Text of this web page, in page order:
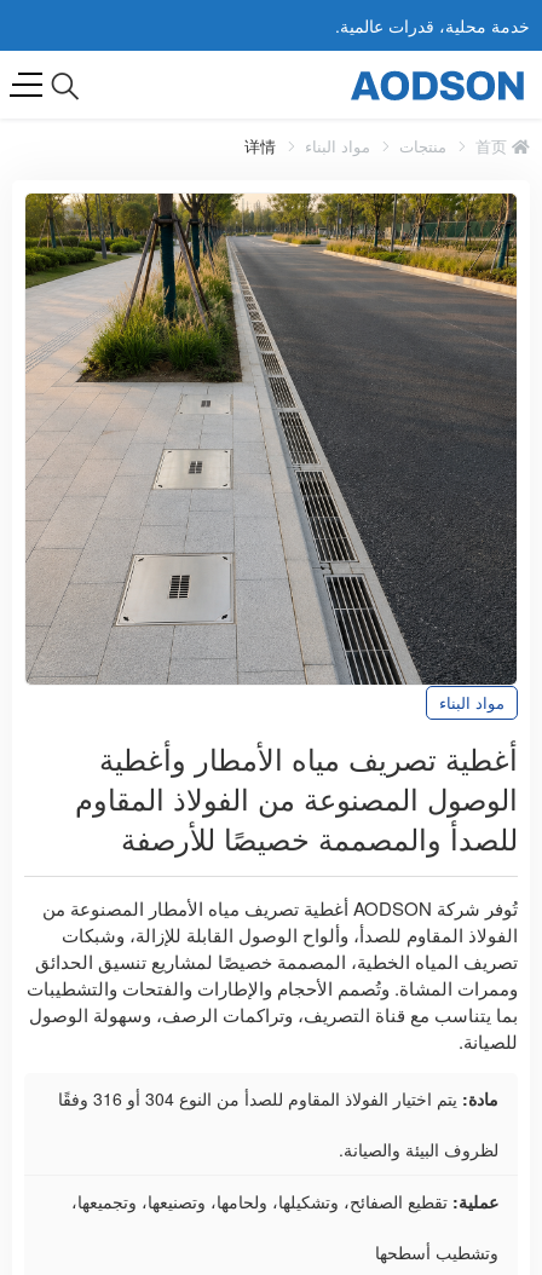
خدمة محلية، قدرات عالمية.
منتجات مواد البناء 详情
مواد البناء
أغطية تصريف مياه الأمطار وأغطية
الوصول المصنوعة من الفولاذ المقاوم
للصدأ والمصممة خصيصًا للأرصفة
تُوفر شركة AODSON أغطية تصريف مياه الأمطار المصنوعة من
الفولاذ المقاوم للصدأ، وألواح الوصول القابلة للإزالة، وشبكات
تصريف المياه الخطية، المصممة خصيصًا لمشاريع تنسيق الحدائق
وممرات المشاة. وتُصمم الأحجام والإطارات والفتحات والتشطيبات
بما يتناسب مع قناة التصريف، وتراكمات الرصف، وسهولة الوصول
للصيانة.
مادة: يتم اختيار الفولاذ المقاوم للصدأ من النوع 304 أو 316 وفقًا
لظروف البيئة والصيانة.
عملية: تقطيع الصفائح، وتشكيلها، ولحامها، وتصنيعها، وتجميعها،
وتشطيب أسطحها